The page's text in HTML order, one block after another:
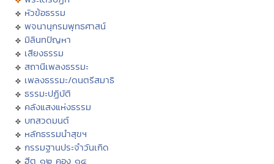
หัวข้อธรรม
พจนานุกรมพุทธศาสน์
มิลินทปัญหา
เสียงธรรม
สถานีเพลงธรรมะ
เพลงธรรมะ/ดนตรีสมาธิ
ธรรมะปฏิบัติ
คลังแสงแห่งธรรม
บทสวดมนต์
หลักธรรมนำสุขฯ
กรรมฐานประจำวันเกิด
ฮีต ๑๒ คอง ๑๔